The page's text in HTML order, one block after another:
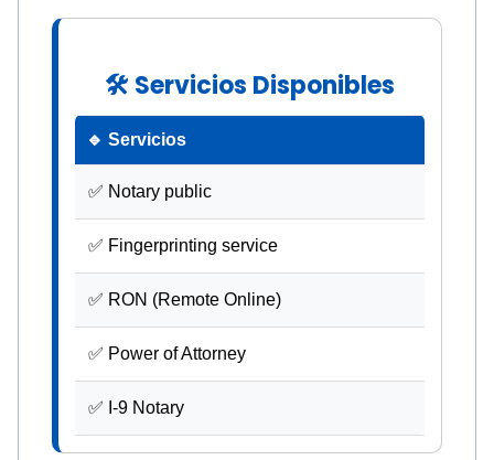
🛠 Servicios Disponibles
🔹 Servicios
✅ Notary public
✅ Fingerprinting service
✅ RON (Remote Online)
✅ Power of Attorney
✅ I-9 Notary